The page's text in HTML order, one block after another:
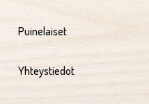
Puinelaiset
Yhteystiedot